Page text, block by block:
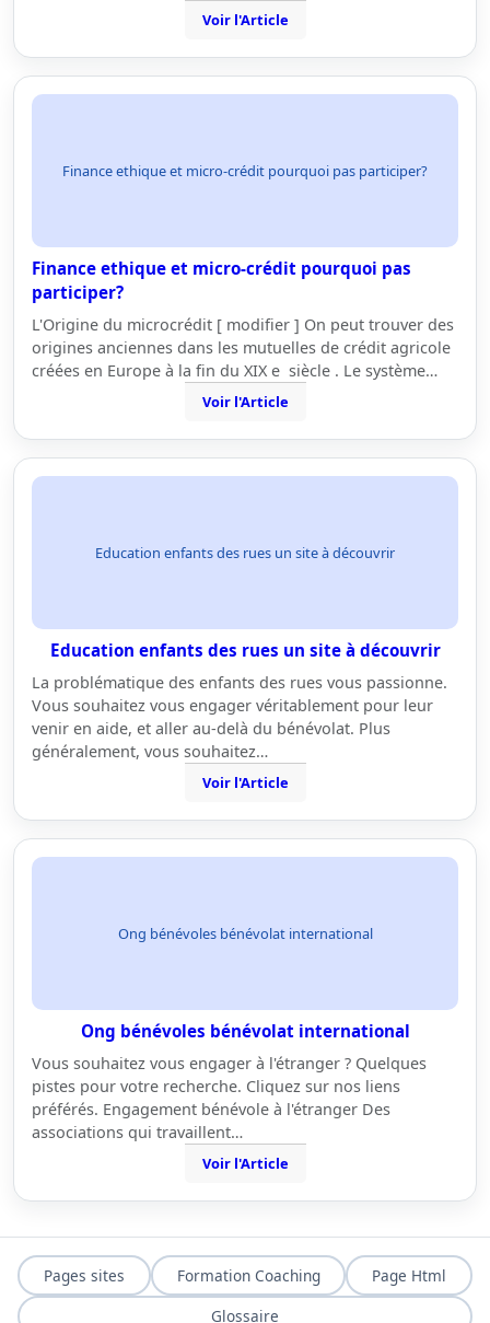
Voir l'Article
Finance ethique et micro-crédit pourquoi pas participer?
Finance ethique et micro-crédit pourquoi pas
participer?
L'Origine du microcrédit [ modifier ] On peut trouver des
origines anciennes dans les mutuelles de crédit agricole
créées en Europe à la fin du XIX e siècle . Le système…
Voir l'Article
Education enfants des rues un site à découvrir
Education enfants des rues un site à découvrir
La problématique des enfants des rues vous passionne.
Vous souhaitez vous engager véritablement pour leur
venir en aide, et aller au-delà du bénévolat. Plus
généralement, vous souhaitez…
Voir l'Article
Ong bénévoles bénévolat international
Ong bénévoles bénévolat international
Vous souhaitez vous engager à l'étranger ? Quelques
pistes pour votre recherche. Cliquez sur nos liens
préférés. Engagement bénévole à l'étranger Des
associations qui travaillent…
Voir l'Article
Pages sites Formation Coaching
Page Html
Glossaire